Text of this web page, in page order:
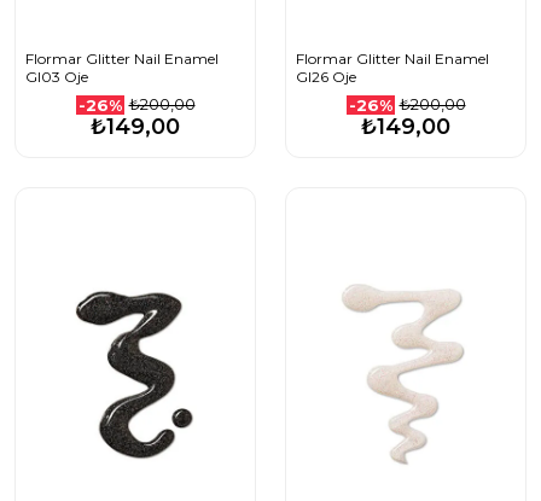
Flormar Glitter Nail Enamel
Gl03 Oje
-26% ₺200,00
₺149,00
Flormar Glitter Nail Enamel
Gl26 Oje
-26% ₺200,00
₺149,00